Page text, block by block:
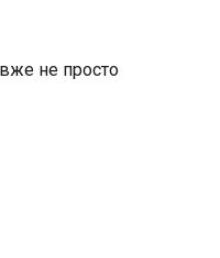
не просто